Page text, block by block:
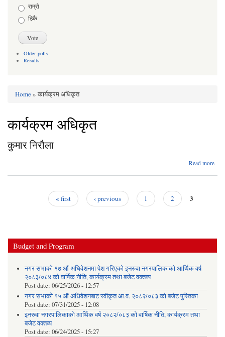
राम्रो
ठिकै
Older polls
Results
You are here
Home» कार्यक्रम अधिकृत
कार्यक्रम अधिकृत
कुमार निरौला
Read more
« first ‹ previous 1 2 3
Budget and Program
नगर सभाको १७ औं अधिवेशनमा पेश गरिएको इनरुवा नगरपालिकाको आर्थिक वर्ष
२०८३/०८४ को वार्षिक नीति, कार्यक्रम तथा बजेट वक्तव्य
Post date: 06/25/2026 - 12:57
नगर सभाको १५ औं अधिवेशनबाट स्वीकृत आ.व. २०८२/०८३ को बजेट पुस्तिका
Post date: 07/31/2025 - 12:08
इनरुवा नगरपालिकाको आर्थिक वर्ष २०८२/०८३ को वार्षिक नीति, कार्यक्रम तथा
बजेट वक्तव्य
Post date: 06/24/2025 - 15:27